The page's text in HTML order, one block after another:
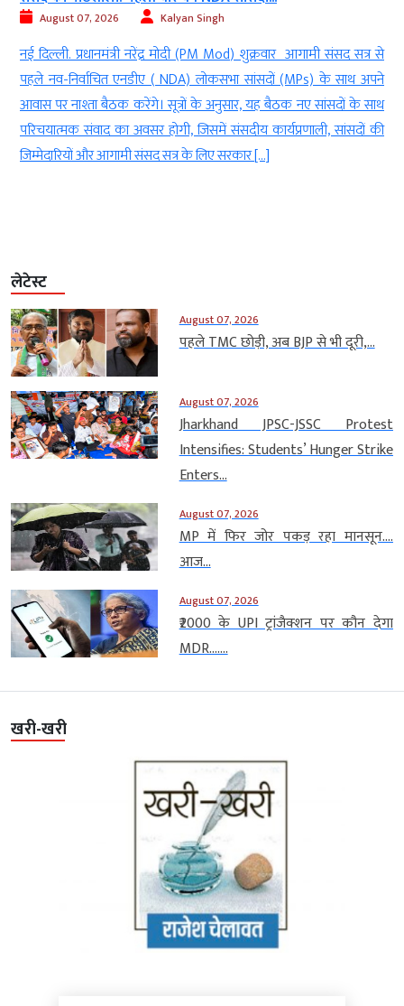
August 07, 2026 Kalyan Singh
नई दिल्ली. प्रधानमंत्री नरेंद्र मोदी (PM Mod) शुक्रवार आगामी संसद सत्र से
पहले नव-निर्वाचित एनडीए ( NDA) लोकसभा सांसदों (MPs) के साथ अपने
आवास पर नाश्ता बैठक करेंगे। सूत्रों के अनुसार, यह बैठक नए सांसदों के साथ
परिचयात्मक संवाद का अवसर होगी, जिसमें संसदीय कार्यप्रणाली, सांसदों की
जिम्मेदारियों और आगामी संसद सत्र के लिए सरकार […]
लेटेस्ट
August 07, 2026
पहले TMC छोड़ी, अब BJP से भी दूरी,...
August 07, 2026
Jharkhand JPSC-JSSC Protest
Intensifies: Students’ Hunger Strike
Enters...
August 07, 2026
MP में फिर जोर पकड़ रहा मानसून….
आज...
August 07, 2026
₹2000 के UPI ट्रांजैक्शन पर कौन देगा
MDR…....
खरी-खरी